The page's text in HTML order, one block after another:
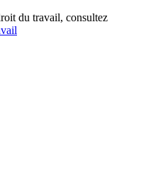
du travail, consultez